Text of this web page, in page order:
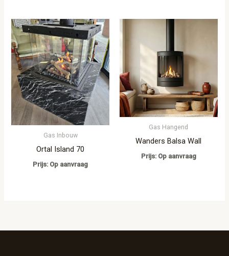
Gas Inbouw
Ortal Island 70
Prijs: Op aanvraag
Gas Hangend
Wanders Balsa Wall
Prijs: Op aanvraag